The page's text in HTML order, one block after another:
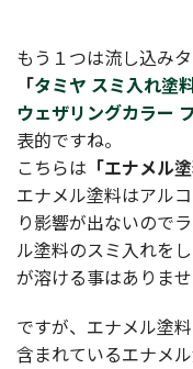
もう１つは流し込み
「タミヤ スミ入れ塗
ウェザリングカラー
表的ですね。
こちらは 「エナメル塗
エナメル塗料はアル
り影響が出ないので
ル塗料のスミ入れを
が溶ける事はありませ
ですが、エナメル塗
含まれているエナメ